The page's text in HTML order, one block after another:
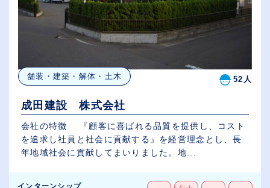
舗装・建築・解体・土木 52人
成田建設 株式会社
会社の特徴 『顧客に喜ばれる品質を提供し、コスト
を追求し社員と社会に貢献する』を経営理念とし、長
年地域社会に貢献してまいりました。地...
インターンシップ